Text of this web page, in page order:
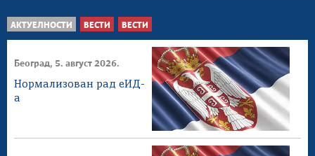
АКТУЕЛНОСТИ ВЕСТИ ВЕСТИ
Београд, 5. август 2026.
Нормализован рад еИД-
а